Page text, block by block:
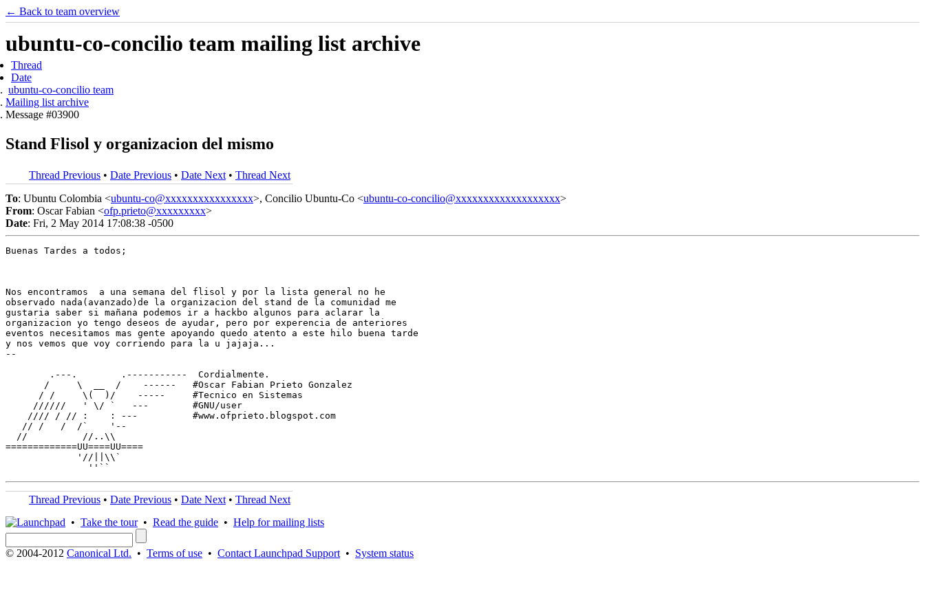
← Back to team overview
ubuntu-co-concilio team mailing list archive
Thread
Date
ubuntu-co-concilio team
Mailing list archive
Message #03900
Stand Flisol y organizacion del mismo
Thread Previous • Date Previous • Date Next • Thread Next
To: Ubuntu Colombia <ubuntu-co@xxxxxxxxxxxxxxxx>, Concilio Ubuntu-Co <ubuntu-co-concilio@xxxxxxxxxxxxxxxxxxx>
From: Oscar Fabian <ofp.prieto@xxxxxxxxx>
Date: Fri, 2 May 2014 17:08:38 -0500
Buenas Tardes a todos;
Nos encontramos  a una semana del flisol y por la lista general no he
observado nada(avanzado)de la organizacion del stand de la comunidad me
gustaria saber si mañana podemos ir a hackbo algunos para aclarar la
organizacion yo tengo deseos de ayudar, pero por experencia de anteriores
eventos necesitamos mas gente apoyando quedo atento a este hilo buena tarde
y nos vemos que voy corriendo para la u jajaja...
--
        .---.        .-----------  Cordialmente.
       /     \  __  /    ------   #Oscar Fabian Prieto Gonzalez
      / /     \(  )/    -----     #Tecnico en Sistemas
     //////   ' \/ `   ---        #GNU/user
    //// / // :    : ---          #www.ofprieto.blogspot.com
   // /   /  /`    '--
  //          //..\\
=============UU====UU====
             '//||\\`
Thread Previous • Date Previous • Date Next • Thread Next
• Take the tour• Read the guide • Help for mailing lists
© 2004-2012 Canonical Ltd. • Terms of use • Contact Launchpad Support • System status